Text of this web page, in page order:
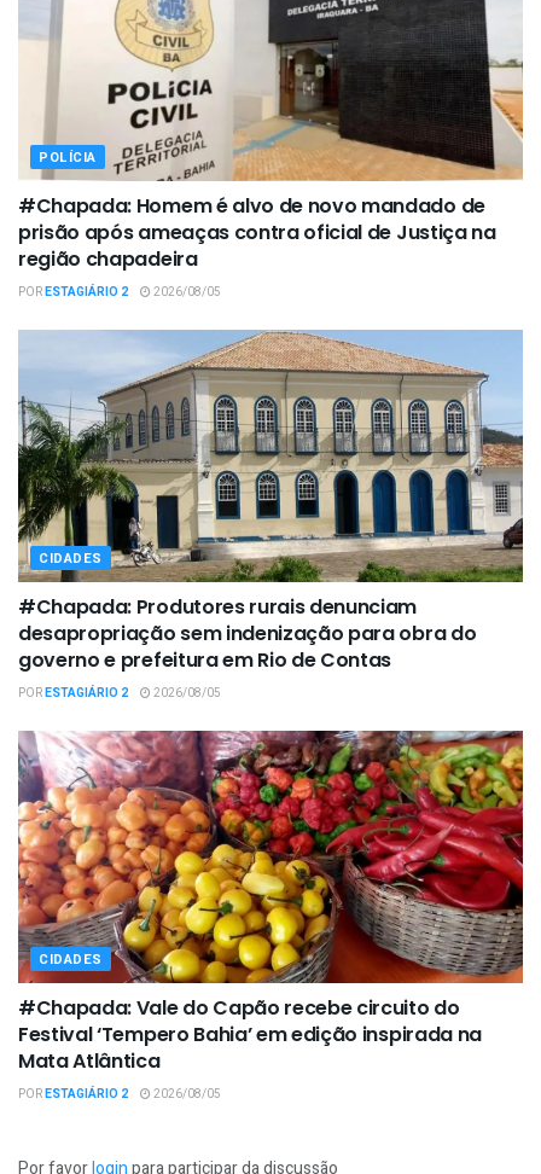
POLÍCIA
#Chapada: Homem é alvo de novo mandado de
prisão após ameaças contra oficial de Justiça na
região chapadeira
PORESTAGIÁRIO 2 2026/08/05
CIDADES
#Chapada: Produtores rurais denunciam
desapropriação sem indenização para obra do
governo e prefeitura em Rio de Contas
PORESTAGIÁRIO 2 2026/08/05
CIDADES
#Chapada: Vale do Capão recebe circuito do
Festival ‘Tempero Bahia’ em edição inspirada na
Mata Atlântica
PORESTAGIÁRIO 2 2026/08/05
Por favorloginpara participar da discussão